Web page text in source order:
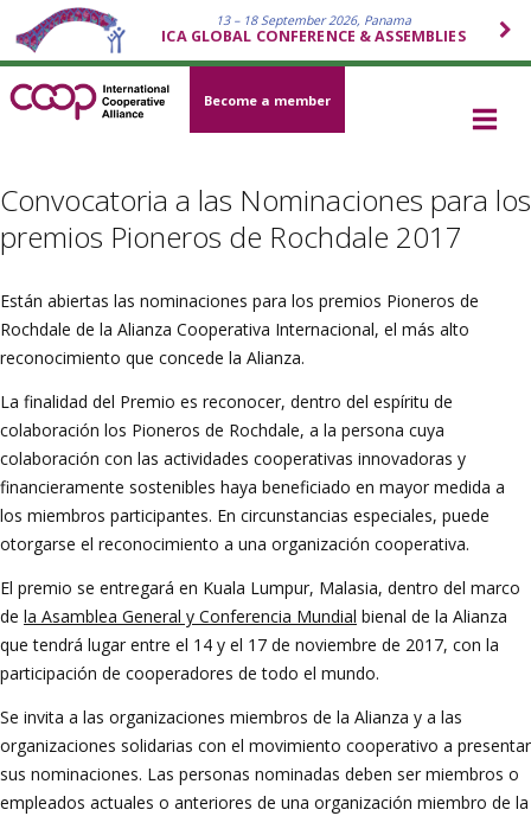
13 – 18 September 2026, Panama
ICA GLOBAL CONFERENCE & ASSEMBLIES
Become a member
Convocatoria a las Nominaciones para los
premios Pioneros de Rochdale 2017
Están abiertas las nominaciones para los premios Pioneros de
Rochdale de la Alianza Cooperativa Internacional, el más alto
reconocimiento que concede la Alianza.
La finalidad del Premio es reconocer, dentro del espíritu de
colaboración los Pioneros de Rochdale, a la persona cuya
colaboración con las actividades cooperativas innovadoras y
financieramente sostenibles haya beneficiado en mayor medida a
los miembros participantes. En circunstancias especiales, puede
otorgarse el reconocimiento a una organización cooperativa.
El premio se entregará en Kuala Lumpur, Malasia, dentro del marco
de la Asamblea General y Conferencia Mundial bienal de la Alianza
que tendrá lugar entre el 14 y el 17 de noviembre de 2017, con la
participación de cooperadores de todo el mundo.
Se invita a las organizaciones miembros de la Alianza y a las
organizaciones solidarias con el movimiento cooperativo a presentar
sus nominaciones. Las personas nominadas deben ser miembros o
empleados actuales o anteriores de una organización miembro de la